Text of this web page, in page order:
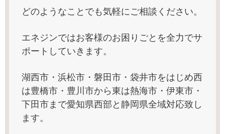
どのようなことでも気軽にご相談ください。
エネジンではお客様のお困りごとを全力でサ
ポートしていきます。
湖西市・浜松市・磐田市・袋井市をはじめ西
は豊橋市・豊川市から東は熱海市・伊東市・
下田市まで愛知県西部と静岡県全域対応致し
ます。